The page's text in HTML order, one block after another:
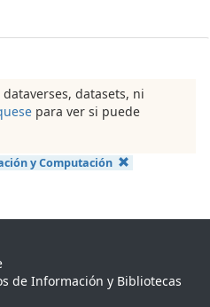
datasets, ni
para ver si puede
y Computación
de Información y Bibliotecas